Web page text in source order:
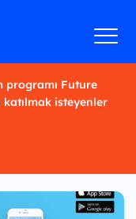
programı Future
katılmak isteyenler